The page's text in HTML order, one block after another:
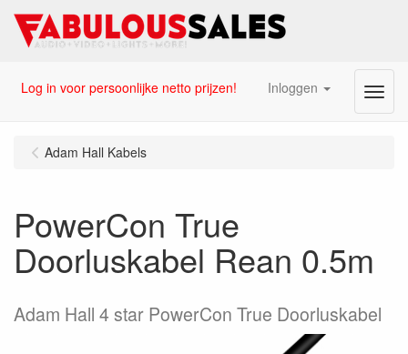
Log in voor persoonlijke netto prijzen! Inloggen Menu
Adam Hall Kabels
PowerCon True
Doorluskabel Rean 0.5m
Adam Hall 4 star PowerCon True Doorluskabel